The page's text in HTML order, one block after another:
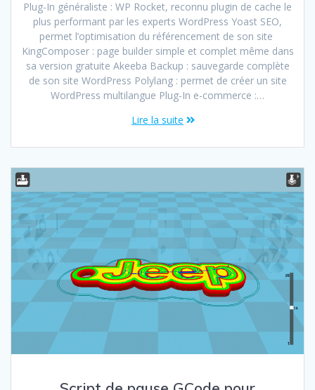
Plug-In généraliste : WP Rocket, reconnu plugin de cache le
plus performant par les experts WordPress Yoast SEO,
permet l’optimisation du référencement de son site
KingComposer : page builder simple et complet même dans
sa version gratuite Akeeba Backup : sauvegarde complète
de son site WordPress Polylang : permet de créer un site
WordPress multilangue Plug-In e-commerce :…
Lire la suite